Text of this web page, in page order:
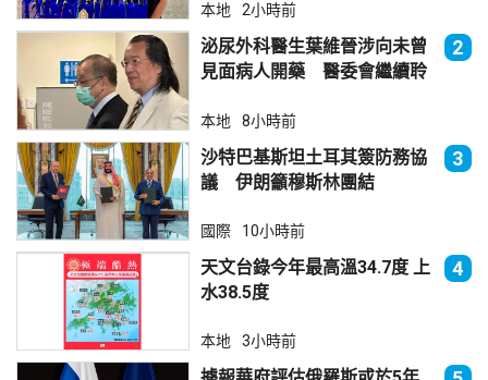
本地 2小時前
泌尿外科醫生葉維晉涉向未曾
見面病人開藥 醫委會繼續聆
2
本地 8小時前
沙特巴基斯坦土耳其簽防務協
議 伊朗籲穆斯林團結
3
國際 10小時前
天文台錄今年最高溫34.7度 上
水38.5度
4
本地 3小時前